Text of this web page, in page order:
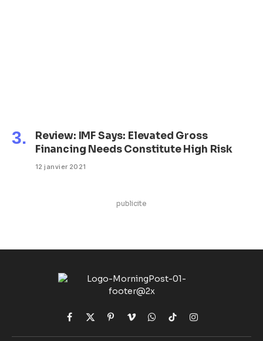
Review: IMF Says: Elevated Gross
Financing Needs Constitute High Risk
12 janvier 2021
publicite
Facebook
X
(Twitter)
Pinterest
VimeoWhatsApp
TikTokInstagram